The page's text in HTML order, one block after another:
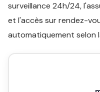
surveillance 24h/24,
et l'accès sur rendez-
automatiquement selon